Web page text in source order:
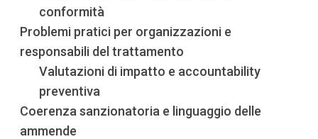
conformità
Problemi pratici per organizzazioni e
responsabili del trattamento
Valutazioni di impatto e accountability
preventiva
Coerenza sanzionatoria e linguaggio delle
ammende